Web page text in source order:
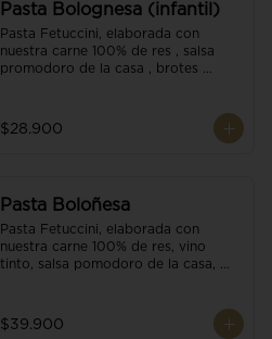
Pasta Bolognesa (infantil)
Pasta Fetuccini, elaborada con
nuestra carne 100% de res , salsa
promodoro de la casa , brotes
$28.900
Pasta Boloñesa
Pasta Fetuccini, elaborada con
nuestra carne 100% de res, vino
tinto, salsa pomodoro de la casa,
$39.900